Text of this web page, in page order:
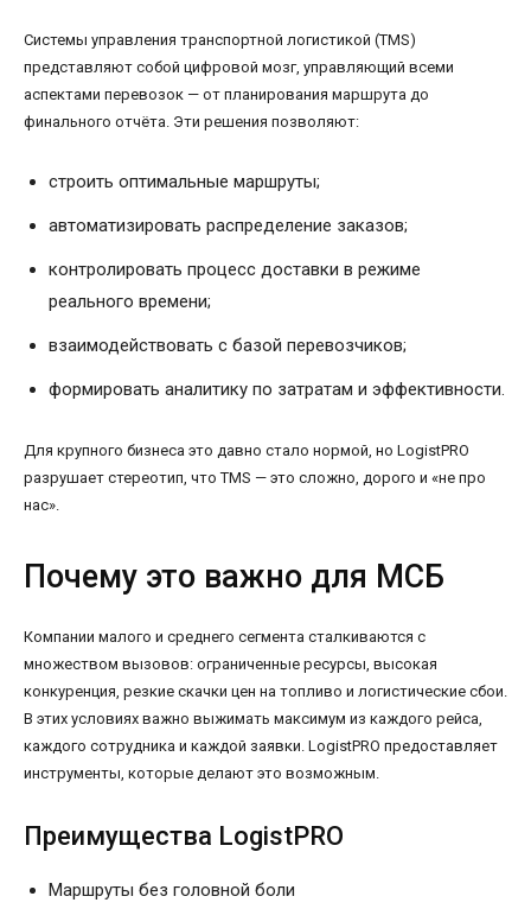
Системы управления транспортной логистикой (TMS)
представляют собой цифровой мозг, управляющий всеми
аспектами перевозок — от планирования маршрута до
финального отчёта. Эти решения позволяют:
строить оптимальные маршруты;
автоматизировать распределение заказов;
контролировать процесс доставки в режиме
реального времени;
взаимодействовать с базой перевозчиков;
формировать аналитику по затратам и эффективности.
Для крупного бизнеса это давно стало нормой, но LogistPRO
разрушает стереотип, что TMS — это сложно, дорого и «не про
нас».
Почему это важно для МСБ
Компании малого и среднего сегмента сталкиваются с
множеством вызовов: ограниченные ресурсы, высокая
конкуренция, резкие скачки цен на топливо и логистические сбои.
В этих условиях важно выжимать максимум из каждого рейса,
каждого сотрудника и каждой заявки. LogistPRO предоставляет
инструменты, которые делают это возможным.
Преимущества LogistPRO
Маршруты без головной боли